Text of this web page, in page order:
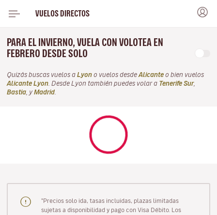
VUELOS DIRECTOS
PARA EL INVIERNO, VUELA CON VOLOTEA EN
FEBRERO DESDE SOLO
Quizás buscas vuelos a Lyon o vuelos desde Alicante o bien vuelos
Alicante Lyon . Desde Lyon también puedes volar a Tenerife Sur,
Bastia , y Madrid
"Precios solo ida, tasas incluidas, plazas limitadas
sujetas a disponibilidad y pago con Visa Débito. Los